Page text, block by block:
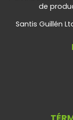
de
Santis Guillén